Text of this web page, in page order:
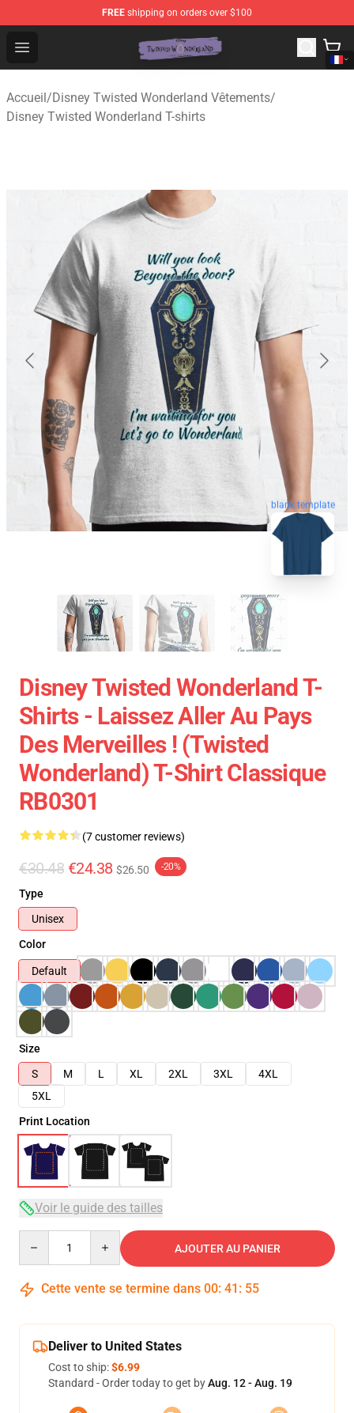
FREE shipping on orders over $100
Open menu
Twisted Wonderland Store - Official Twisted
Accueil/Disney Twisted Wonderland Vêtements/
Disney Twisted Wonderland T-shirts
blank template
Disney Twisted Wonderland T-
Shirts - Laissez Aller Au Pays
Des Merveilles ! (Twisted
Wonderland) T-Shirt Classique
RB0301
(7 customer reviews)
€30.48 €24.38 $26.50 -20%
Type
Unisex
Color
Default
Size
S
M L XL 2XL 3XL
4XL
5XL
Print Location
Voir le guide des tailles
AJOUTER AU PANIER
Cette vente se termine dans 00: 41 : 54
Deliver to United States
Cost to ship:$6.99
Standard - Order today to get byAug. 12 - Aug. 19